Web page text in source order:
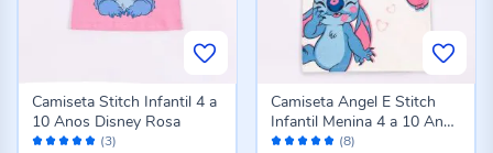
Avaliação: (3)
Camiseta Stitch Infantil 4 a
10 Anos Disney Rosa
Avaliação: (8)
Camiseta Angel E Stitch
Infantil Menina 4 a 10 Anos
Disney Natural